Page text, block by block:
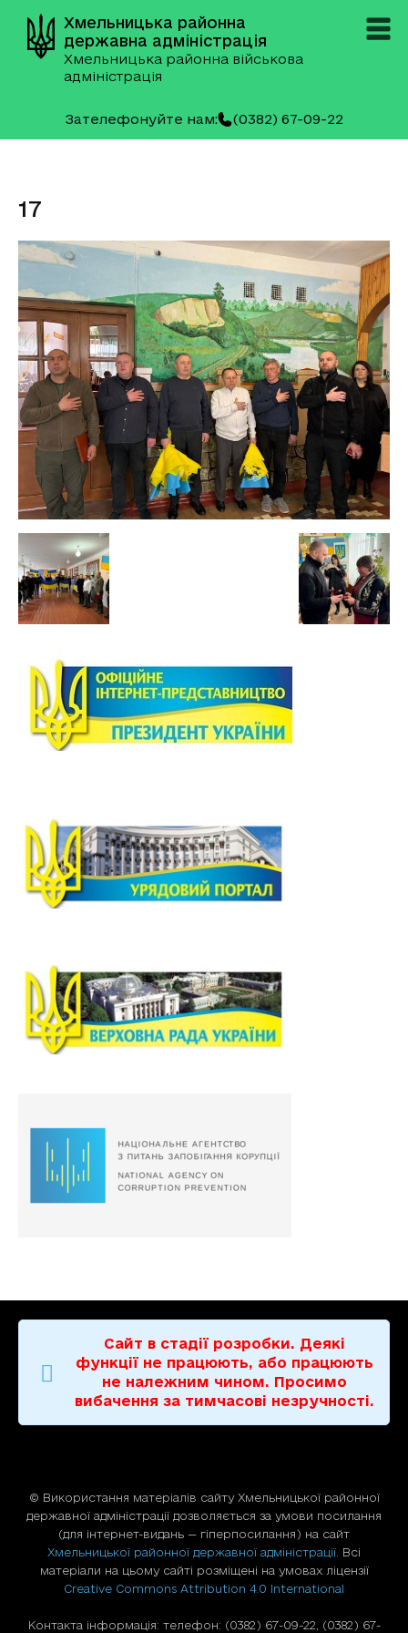
Хмельницька районна
державна адміністрація
Хмельницька районна військова
адміністрація
Зателефонуйте нам: (0382) 67-09-22
17
Сайт в стадії розробки. Деякі
функції не працюють, або працюють
не належним чином. Просимо
вибачення за тимчасові незручності.
© Використання матерiалiв сайту Хмельницької районної
державної адміністрації дозволяється за умови посилання
(для iнтернет-видань — гiперпосилання) на сайт
Хмельницької районної державної адміністрації . Всі
матеріали на цьому сайті розміщені на умовах ліцензії
Creative Commons Attribution 4.0 International
Контакта інформація: телефон: (0382) 67-09-22, (0382) 67-